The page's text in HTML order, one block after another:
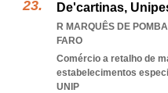
De'cartinas,
R MARQUÊS DE
FARO
Comércio a retalho de
estabelecimentos
UNIP